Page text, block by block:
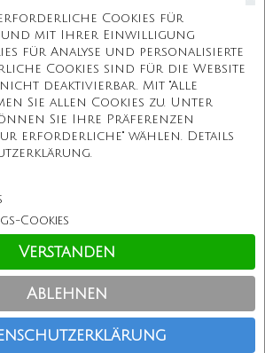
Gravur
Redesign
Alle Rechte vorbehalten.
Cookies für
und mit Ihrer Einwilligung
für Analyse und personalisierte
Cookies sind für die Website
deaktivierbar. Mit "Alle
Sie allen Cookies zu. Unter
Sie Ihre Präferenzen
erforderliche" wählen. Details
Cookies
Verstanden
Ablehnen